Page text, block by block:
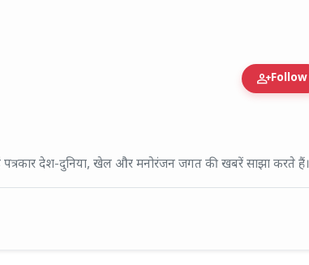
person_addFollow
Expert • 27 Mar, 2026
पत्रकार देश-दुनिया, खेल और मनोरंजन जगत की खबरें साझा करते हैं।